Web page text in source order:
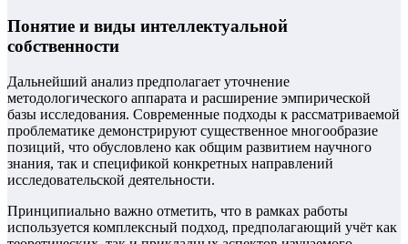
Понятие и виды интеллектуальной
собственности
Дальнейший анализ предполагает уточнение
методологического аппарата и расширение эмпирической
базы исследования. Современные подходы к рассматриваемой
проблематике демонстрируют существенное многообразие
позиций, что обусловлено как общим развитием научного
знания, так и спецификой конкретных направлений
исследовательской деятельности.
Принципиально важно отметить, что в рамках работы
используется комплексный подход, предполагающий учёт как